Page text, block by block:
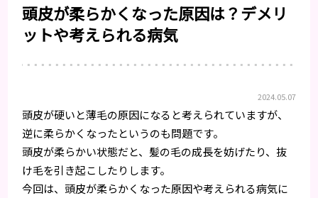
頭皮が柔らかくなった原因は？デメリ
ットや考えられる病気
2024.05.07
頭皮が硬いと薄毛の原因になると考えられていますが、
逆に柔らかくなったというのも問題です。
頭皮が柔らかい状態だと、髪の毛の成長を妨げたり、抜
け毛を引き起こしたりします。
今回は、頭皮が柔らかくなった原因や考えられる病気に